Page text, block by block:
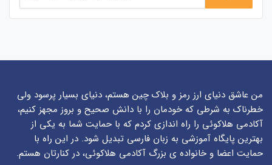
من عاشق دنیای ارز رمز و بلاک چین هستم، دنیای بسیار پرسود ولی
خطرناک به شرطی که خودمان را با دانش صحیح و بروز مجهز کنیم،
آکادمی هلاکوئی را راه اندازی کردم که با حمایت شما به یکی از
بهترین پایگاه آموزشی به زبان فارسی تبدیل شود. در این راه با
حمایت اعضا و خانواده ی بزرگ آکادمی هلاکوئی، در کنارتان هستم.